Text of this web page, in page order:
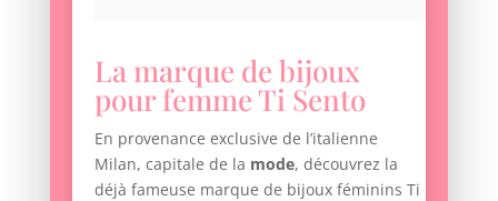
La marque de bijoux
pour femme Ti Sento
En provenance exclusive de l’italienne
Milan, capitale de la mode, découvrez la
déjà fameuse marque de bijoux féminins Ti